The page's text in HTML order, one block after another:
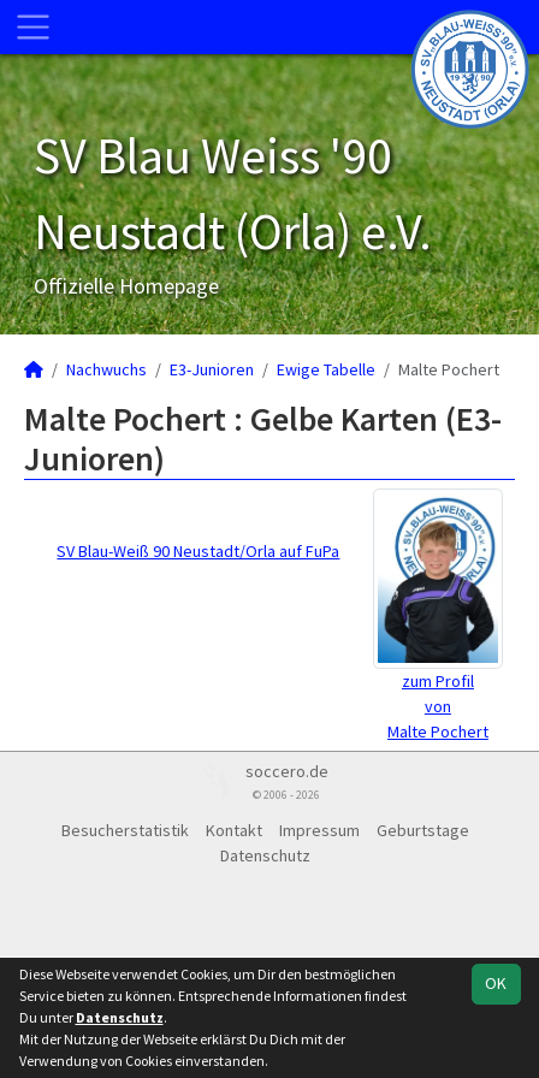
SV Blau Weiss '90
Neustadt (Orla) e.V.
Offizielle Homepage
Nachwuchs E3-Junioren Ewige Tabelle Malte Pochert
Malte Pochert : Gelbe Karten (E3-
Junioren)
zum Profil
von
Malte Pochert
SV Blau-Weiß 90 Neustadt/Orla auf FuPa
soccero.de
© 2006 - 2026
Besucherstatistik Kontakt Impressum
Geburtstage
Datenschutz
OK
Diese Webseite verwendet Cookies, um Dir den bestmöglichen
Service bieten zu können. Entsprechende Informationen findest
Du unter Datenschutz.
Mit der Nutzung der Webseite erklärst Du Dich mit der
Verwendung von Cookies einverstanden.